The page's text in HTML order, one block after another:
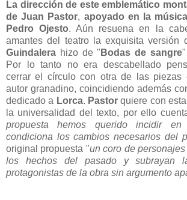
La dirección de este emblemático
de Juan Pastor, apoyado en la
Pedro Ojesto. Aún resuena en la
amantes del teatro la exquisita versión
Guindalera hizo de " Bodas de sangre
Por lo tanto no era descabellado
cerrar el círculo con otra de las piezas
autor granadino, coincidiendo además
dedicado a Lorca. Pastor quiere con
la universalidad del texto, por ello
propuesta hemos querido incidir
condiciona los cambios necesarios del
original propuesta "un coro de
los hechos del pasado y subrayan
protagonistas de la obra sin argumento